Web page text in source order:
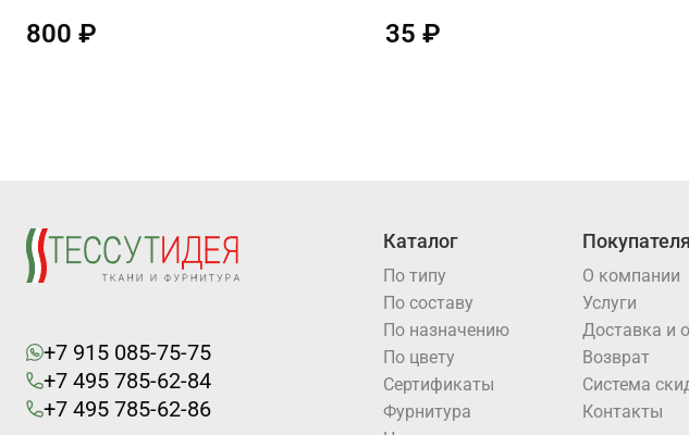
800 ₽ 35 ₽
+7 915 085-75-75
+7 495 785-62-84
+7 495 785-62-86
Каталог
По типу
По составу
По назначению
По цвету
Cертификаты
Фурнитура
О компании
Услуги
Доставка и
Возврат
Система
Контакты